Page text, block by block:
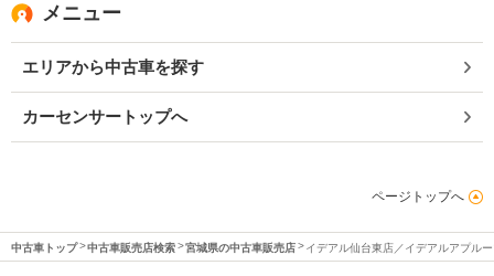
メニュー
エリアから中古車を探す
カーセンサートップへ
ページトップへ
中古車トップ 中古車販売店検索 宮城県の中古車販売店 イデアル仙台東店／イデアルアプル